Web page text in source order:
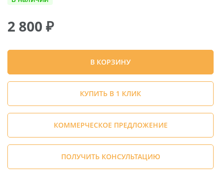
2 800 ₽
В КОРЗИНУ
КУПИТЬ В 1 КЛИК
КОММЕРЧЕСКОЕ ПРЕДЛОЖЕНИЕ
ПОЛУЧИТЬ КОНСУЛЬТАЦИЮ